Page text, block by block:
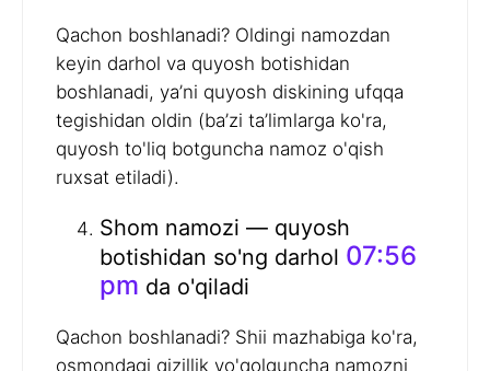
Qachon boshlanadi? Oldingi namozdan
keyin darhol va quyosh botishidan
boshlanadi, ya’ni quyosh diskining ufqqa
tegishidan oldin (ba’zi ta’limlarga ko'ra,
quyosh to'liq botguncha namoz o'qish
ruxsat etiladi).
Shom namozi — quyosh
botishidan so'ng darhol 07:56
pm da o'qiladi
Qachon boshlanadi? Shii mazhabiga ko'ra,
osmondagi qizillik yo'qolguncha namozni